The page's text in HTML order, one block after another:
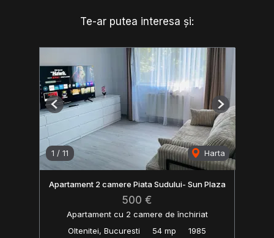
Te-ar putea interesa și:
1 / 11 Harta
Previous Next
Apartament 2 camere Piata Sudului- Sun Plaza
500 €
Apartament cu 2 camere de închiriat
Oltenitei, Bucuresti
54 mp 1985